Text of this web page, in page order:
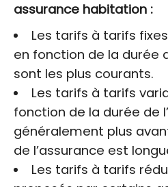
assurance habitation :
Les tarifs à tarifs
en fonction de la durée
sont les plus courants.
Les tarifs à tarifs
fonction de la durée de
généralement plus
de l’assurance est
Les tarifs à tarifs